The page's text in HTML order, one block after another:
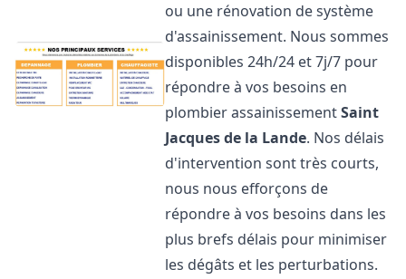
ou une rénovation de système
d'assainissement. Nous sommes
disponibles 24h/24 et 7j/7 pour
répondre à vos besoins en
plombier assainissementSaint
Jacques de la Lande. Nos délais
d'intervention sont très courts,
nous nous efforçons de
répondre à vos besoins dans les
plus brefs délais pour minimiser
les dégâts et les perturbations.